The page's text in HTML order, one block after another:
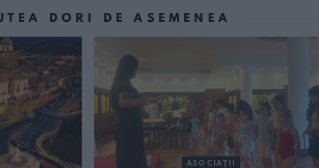
DORI DE ASEMENEA
ASOCIAŢII